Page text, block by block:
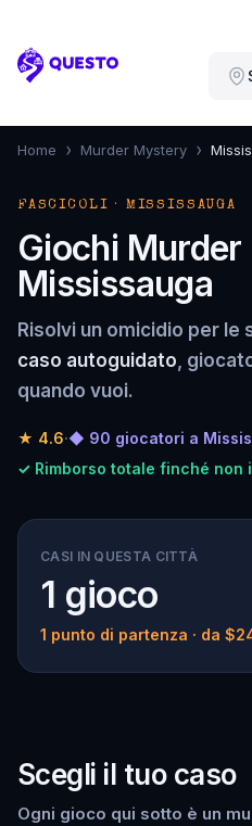
Questo
Home › Murder Mystery ›
FASCICOLI · MISSISSAUGA
Giochi
Mississauga
Risolvi un omicidio per le
caso autoguidato,
quando vuoi.
★ 4.6·◆ 90 giocatori a
✓ Rimborso totale finché non
CASI IN QUESTA CITTÀ
1 gioco
1 punto di partenza · da
Scegli il tuo caso
Ogni gioco qui sotto è un